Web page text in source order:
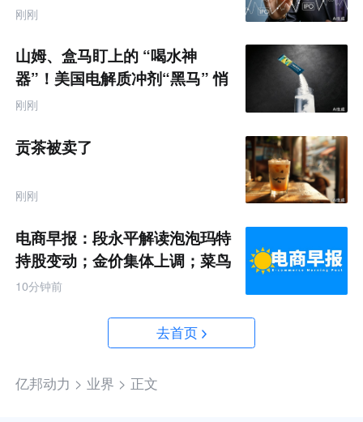
刚刚
山姆、盒马盯上的 “喝水神
器”！美国电解质冲剂“黑马” 悄
悄卖了68亿
刚刚
贡茶被卖了
刚刚
电商早报：段永平解读泡泡玛特
持股变动；金价集体上调；菜鸟
推出全球三日达跨境物流
10分钟前
去首页
亿邦动力 > 业界 > 正文